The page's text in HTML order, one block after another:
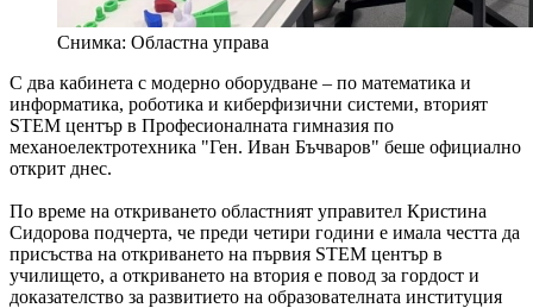
Снимка: Областна управа
С два кабинета с модерно оборудване – по математика и
информатика, роботика и киберфизични системи, вторият
STEM център в Професионалната гимназия по
механоелектротехника "Ген. Иван Бъчваров" беше официално
открит днес.
По време на откриването областният управител Кристина
Сидорова подчерта, че преди четири години е имала честта да
присъства на откриването на първия STEM център в
училището, а откриването на втория е повод за гордост и
доказателство за развитието на образователната институция